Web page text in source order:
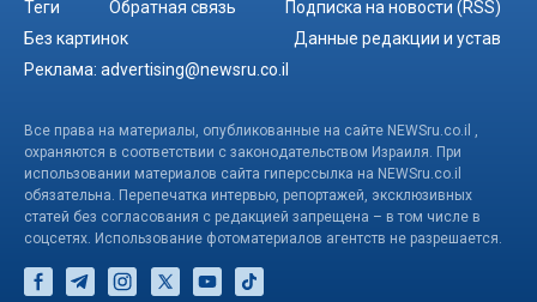
Теги Обратная связь
Подписка на новости (RSS)
Без картинок
Данные редакции и устав
Реклама: advertising@newsru.co.il
Все права на материалы, опубликованные на сайте NEWSru.co.il ,
охраняются в соответствии с законодательством Израиля. При
использовании материалов сайта гиперссылка на NEWSru.co.il
обязательна. Перепечатка интервью, репортажей, эксклюзивных
статей без согласования с редакцией запрещена – в том числе в
соцсетях. Использование фотоматериалов агентств не разрешается.